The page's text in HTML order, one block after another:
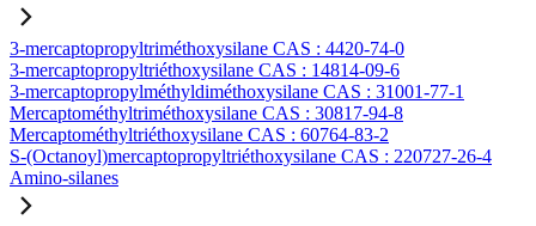
3-mercaptopropyltriméthoxysilane CAS : 4420-74-0
3-mercaptopropyltriéthoxysilane CAS : 14814-09-6
3-mercaptopropylméthyldiméthoxysilane CAS : 31001-77-1
Mercaptométhyltriméthoxysilane CAS : 30817-94-8
Mercaptométhyltriéthoxysilane CAS : 60764-83-2
S-(Octanoyl)mercaptopropyltriéthoxysilane CAS : 220727-26-4
Amino-silanes